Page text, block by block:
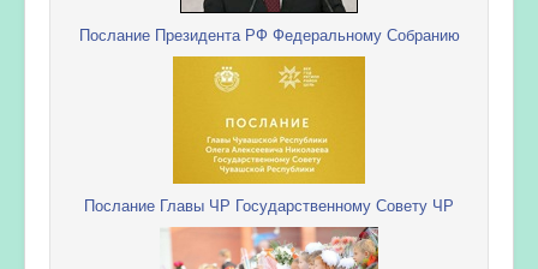
Послание Президента РФ Федеральному Собранию
Послание Главы ЧР Государственному Совету ЧР